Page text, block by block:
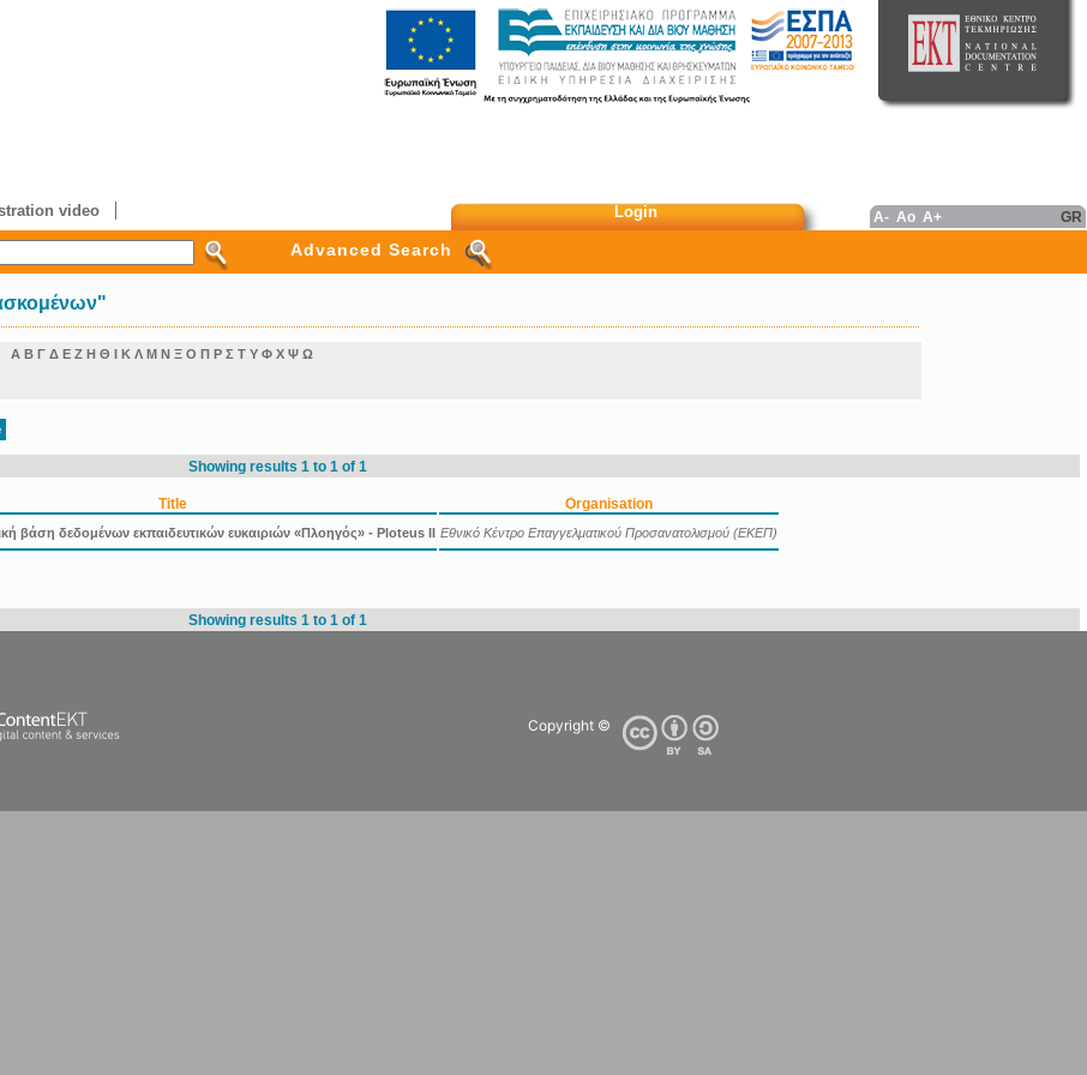
video Login A- Ao A+ GR
Advanced Search
Α Β Γ Δ Ε Ζ Η Θ Ι Κ Λ Μ Ν Ξ Ο Π Ρ Σ Τ Υ Φ Χ Ψ Ω
Showing results 1 to 1 of 1
Title Organisation
βάση δεδομένων εκπαιδευτικών ευκαιριών «Πλοηγός» - Ploteus II Εθνικό Κέντρο Επαγγελματικού Προσανατολισμού (ΕΚΕΠ)
Showing results 1 to 1 of 1